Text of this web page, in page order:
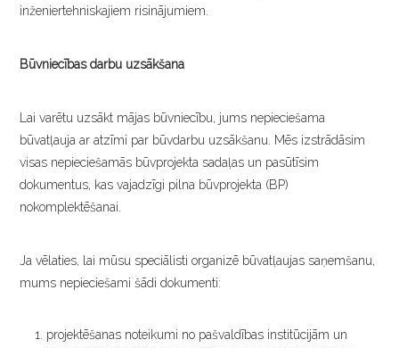
inženiertehniskajiem risinājumiem.
Būvniecības darbu uzsākšana
Lai varētu uzsākt mājas būvniecību, jums nepieciešama
būvatļauja ar atzīmi par būvdarbu uzsākšanu. Mēs izstrādāsim
visas nepieciešamās būvprojekta sadaļas un pasūtīsim
dokumentus, kas vajadzīgi pilna būvprojekta (BP)
nokomplektēšanai.
Ja vēlaties, lai mūsu speciālisti organizē būvatļaujas saņemšanu,
mums nepieciešami šādi dokumenti:
projektēšanas noteikumi no pašvaldības institūcijām un